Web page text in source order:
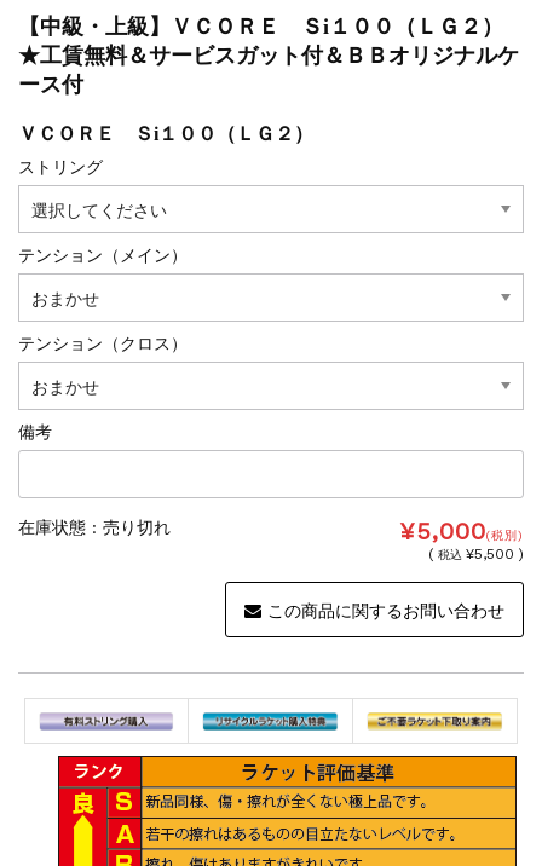
【中級・上級】ＶＣＯＲＥ Ｓi１００（ＬＧ２）
★工賃無料＆サービスガット付＆ＢＢオリジナルケ
ース付
ＶＣＯＲＥ Ｓi１００（ＬＧ２）
ストリング
テンション（メイン）
テンション（クロス）
備考
在庫状態 : 売り切れ ¥5,000(税別)
(税込 ¥5,500 )
この商品に関するお問い合わせ